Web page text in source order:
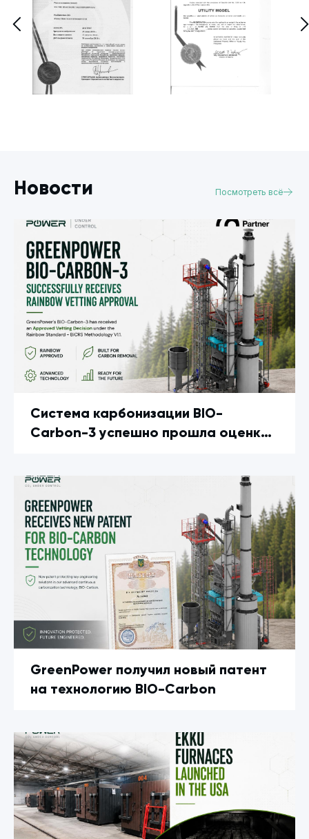
Новости Посмотреть всё
Система карбонизации BIO-
Carbon-3 успешно прошла оценку
GreenPower получил новый патент
на технологию BIO-Carbon